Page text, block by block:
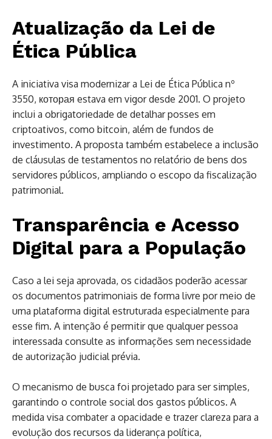
Atualização da Lei de
Ética Pública
A iniciativa visa modernizar a Lei de Ética Pública nº
3550, которая estava em vigor desde 2001. O projeto
inclui a obrigatoriedade de detalhar posses em
criptoativos, como bitcoin, além de fundos de
investimento. A proposta também estabelece a inclusão
de cláusulas de testamentos no relatório de bens dos
servidores públicos, ampliando o escopo da fiscalização
patrimonial.
Transparência e Acesso
Digital para a População
Caso a lei seja aprovada, os cidadãos poderão acessar
os documentos patrimoniais de forma livre por meio de
uma plataforma digital estruturada especialmente para
esse fim. A intenção é permitir que qualquer pessoa
interessada consulte as informações sem necessidade
de autorização judicial prévia.
O mecanismo de busca foi projetado para ser simples,
garantindo o controle social dos gastos públicos. A
medida visa combater a opacidade e trazer clareza para a
evolução dos recursos da liderança política,